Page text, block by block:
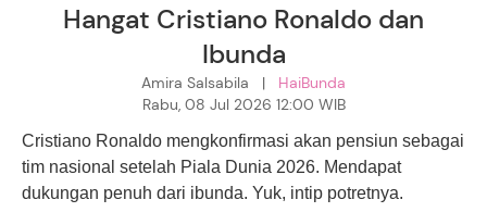
Hangat Cristiano Ronaldo dan
Ibunda
Amira Salsabila | HaiBunda
Rabu, 08 Jul 2026 12:00 WIB
Cristiano Ronaldo mengkonfirmasi akan pensiun sebagai
tim nasional setelah Piala Dunia 2026. Mendapat
dukungan penuh dari ibunda. Yuk, intip potretnya.